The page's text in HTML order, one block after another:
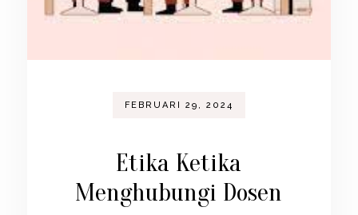
FEBRUARI 29, 2024
Etika Ketika
Menghubungi Dosen